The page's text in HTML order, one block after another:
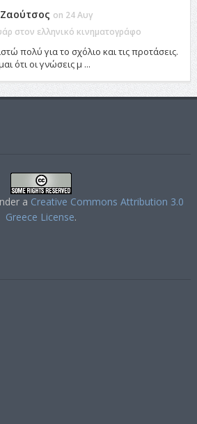
on 24 Αυγ
στον ελληνικό κινηματογράφο
πολύ για το σχόλιο και τις προτάσεις.
ότι οι γνώσεις μ ...
a Creative Commons Attribution 3.0
Greece License.